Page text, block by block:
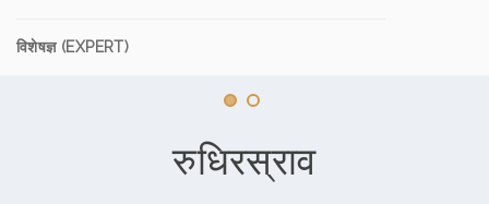
विशेषज्ञ (EXPERT)
रुधिरस्राव